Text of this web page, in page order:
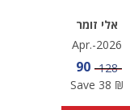
אלי זומר
Apr.-2026
Sale price
90 Price
128
Save 38 ₪